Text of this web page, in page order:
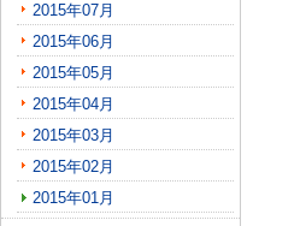
2015年07月
2015年06月
2015年05月
2015年04月
2015年03月
2015年02月
2015年01月